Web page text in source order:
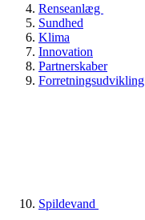
Renseanlæg
Sundhed
Klima
Innovation
Partnerskaber
Forretningsudvikling
Spildevand